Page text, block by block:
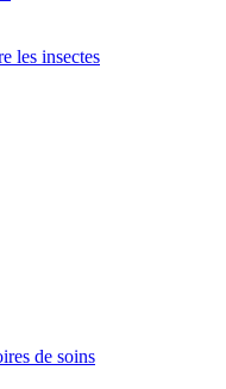
les insectes
de soins